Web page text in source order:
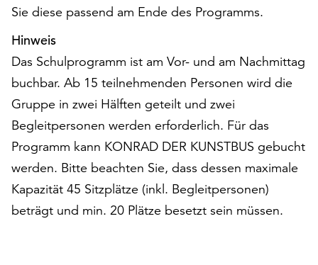
Sie diese passend am Ende des Programms.
Hinweis
Das Schulprogramm ist am Vor- und am Nachmittag
buchbar. Ab 15 teilnehmenden Personen wird die
Gruppe in zwei Hälften geteilt und zwei
Begleitpersonen werden erforderlich. Für das
Programm kann KONRAD DER KUNSTBUS gebucht
werden. Bitte beachten Sie, dass dessen maximale
Kapazität 45 Sitzplätze (inkl. Begleitpersonen)
beträgt und min. 20 Plätze besetzt sein müssen.